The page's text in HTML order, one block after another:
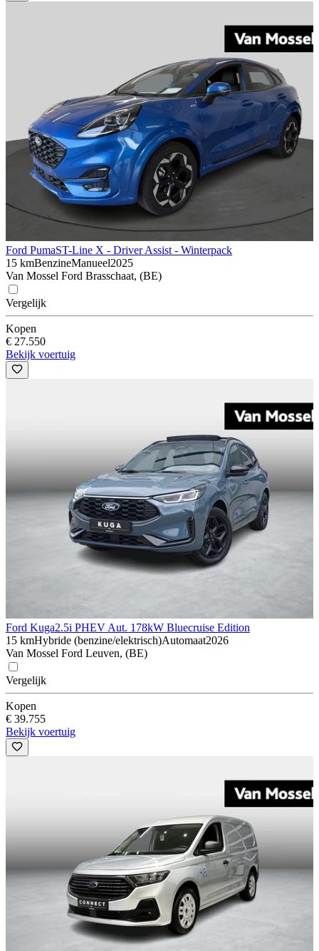
Ford PumaST-Line X - Driver Assist - Winterpack
15 kmBenzineManueel2025
Van Mossel Ford Brasschaat, (BE)
Vergelijk
Kopen
€ 27.550
Bekijk voertuig
Ford Kuga2.5i PHEV Aut. 178kW Bluecruise Edition
15 kmHybride (benzine/elektrisch)Automaat2026
Van Mossel Ford Leuven, (BE)
Vergelijk
Kopen
€ 39.755
Bekijk voertuig